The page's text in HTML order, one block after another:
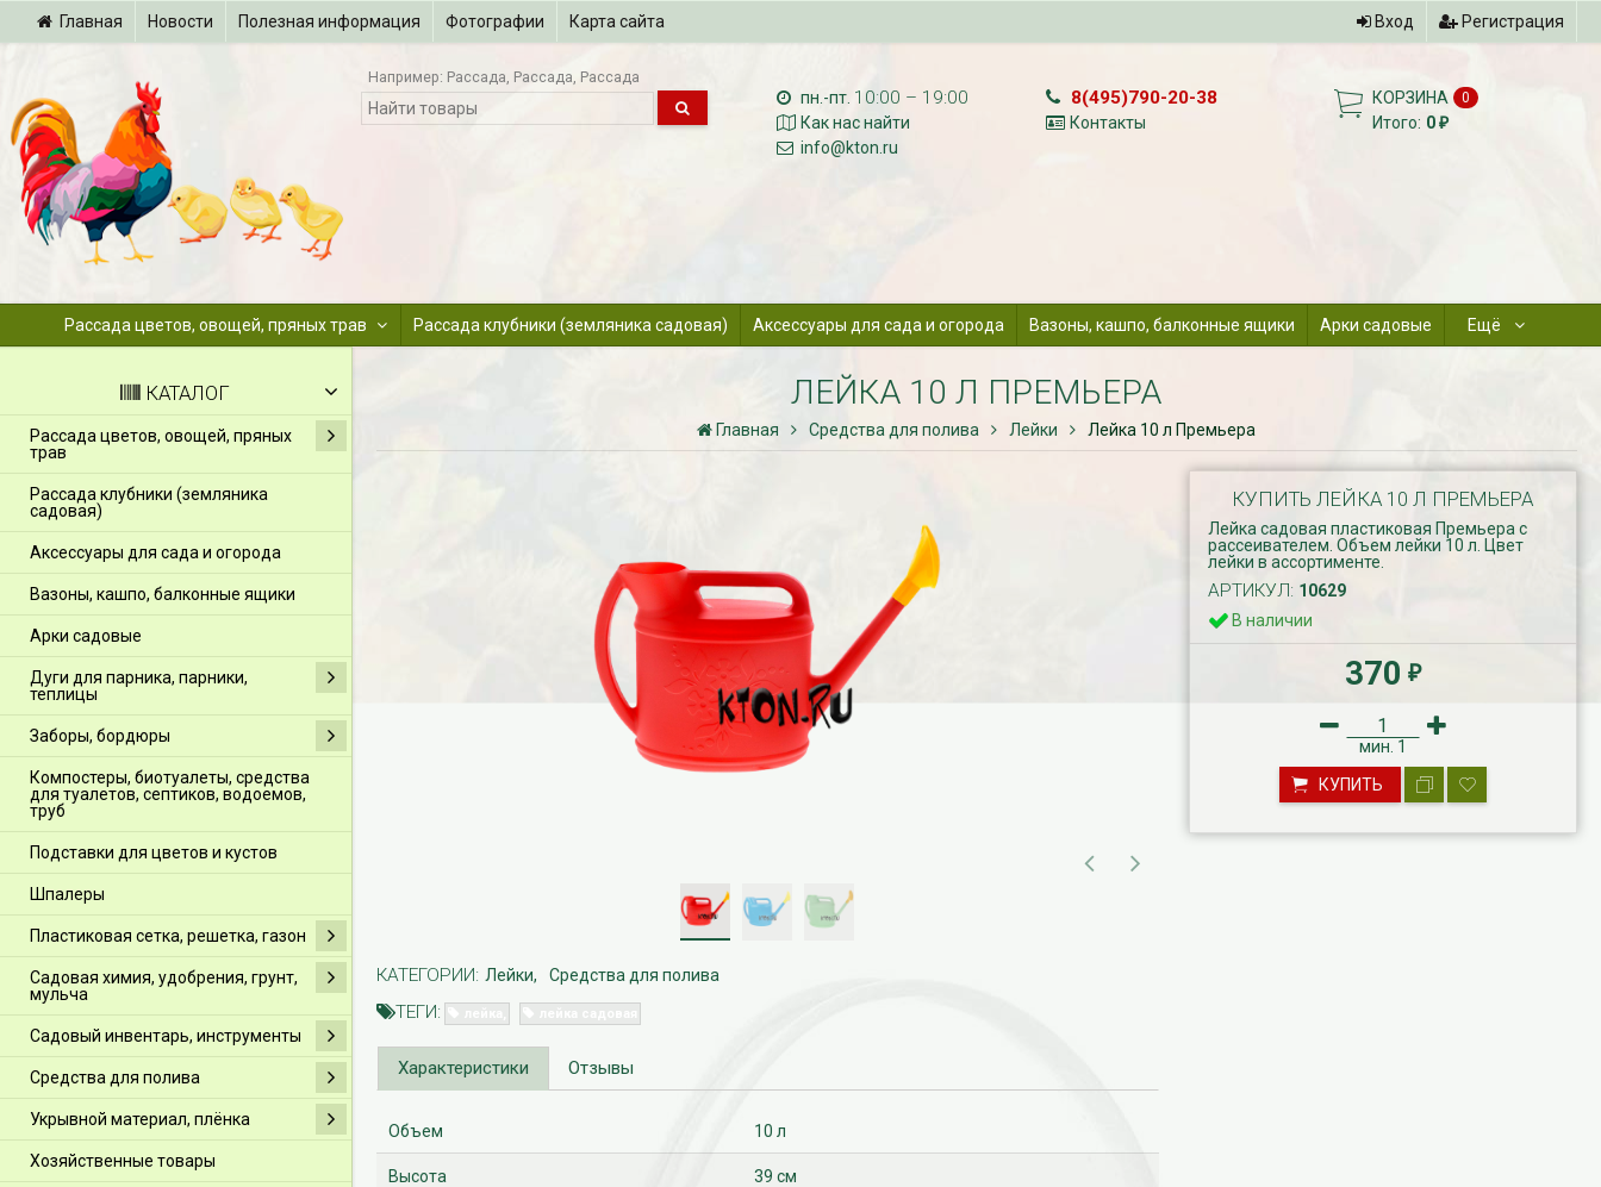
Главная Новости Полезная информация Фотографии Карта сайта Вход Регистрация
Например: Рассада Рассада Рассада
пн.-пт. 10:00 – 19:00
Как нас найти
info@kton.ru
8(495)790-20-38
Контакты
КОРЗИНА 0
Итого: 0₽
Рассада цветов, овощей, пряных трав Рассада клубники (земляника садовая) Аксессуары для сада и огорода Вазоны, кашпо, балконные ящики Арки садовые Ещё
КАТАЛОГ
Рассада цветов, овощей, пряных
трав
Рассада клубники (земляника
садовая)
Аксессуары для сада и огорода
Вазоны, кашпо, балконные ящики
Арки садовые
Дуги для парника, парники,
теплицы
Заборы, бордюры
Компостеры, биотуалеты, средства
для туалетов, септиков, водоемов,
труб
Подставки для цветов и кустов
Шпалеры
Пластиковая сетка, решетка, газон
Садовая химия, удобрения, грунт,
мульча
Садовый инвентарь, инструменты
Средства для полива
Укрывной материал, плёнка
Хозяйственные товары
ЛЕЙКА 10 Л ПРЕМЬЕРА
Главная Средства для полива Лейки Лейка 10 л Премьера
КУПИТЬ ЛЕЙКА 10 Л ПРЕМЬЕРА
Лейка садовая пластиковая Премьера с
рассеивателем. Объем лейки 10 л. Цвет
лейки в ассортименте.
АРТИКУЛ: 10629
В наличии
370 ₽
мин. 1
КУПИТЬ
КАТЕГОРИИ: Лейки Средства для полива
ТЕГИ:
Характеристики Отзывы
Объем 10 л
Высота 39 см